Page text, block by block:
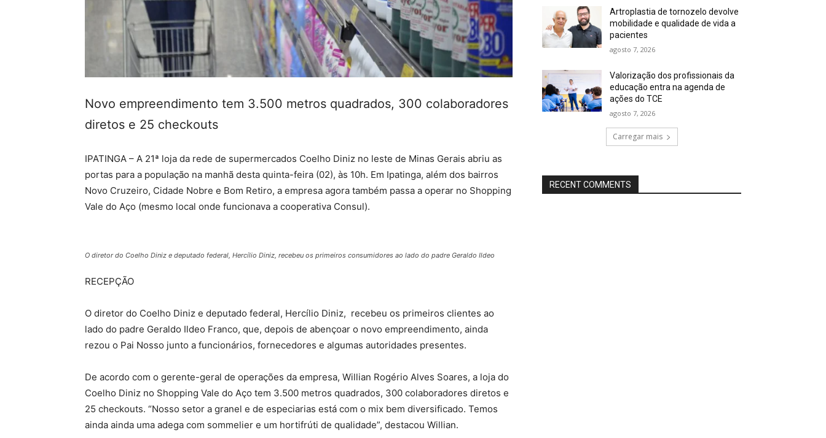
Novo empreendimento tem 3.500 metros quadrados, 300 colaboradores
diretos e 25 checkouts
IPATINGA – A 21ª loja da rede de supermercados Coelho Diniz no leste de Minas Gerais abriu as
portas para a população na manhã desta quinta-feira (02), às 10h. Em Ipatinga, além dos bairros
Novo Cruzeiro, Cidade Nobre e Bom Retiro, a empresa agora também passa a operar no Shopping
Vale do Aço (mesmo local onde funcionava a cooperativa Consul).
O diretor do Coelho Diniz e deputado federal, Hercílio Diniz, recebeu os primeiros consumidores ao lado do padre Geraldo Ildeo
RECEPÇÃO
O diretor do Coelho Diniz e deputado federal, Hercílio Diniz, recebeu os primeiros clientes ao
lado do padre Geraldo Ildeo Franco, que, depois de abençoar o novo empreendimento, ainda
rezou o Pai Nosso junto a funcionários, fornecedores e algumas autoridades presentes.
De acordo com o gerente-geral de operações da empresa, Willian Rogério Alves Soares, a loja do
Coelho Diniz no Shopping Vale do Aço tem 3.500 metros quadrados, 300 colaboradores diretos e
25 checkouts. “Nosso setor a granel e de especiarias está com o mix bem diversificado. Temos
ainda ainda uma adega com sommelier e um hortifrúti de qualidade”, destacou Willian.
Artroplastia de tornozelo devolve
mobilidade e qualidade de vida a
pacientes
agosto 7, 2026
Valorização dos profissionais da
educação entra na agenda de
ações do TCE
agosto 7, 2026
Carregar mais
RECENT COMMENTS